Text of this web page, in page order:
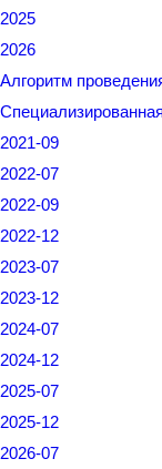
2025
2026
Алгоритм
Специализированная
2021-09
2022-07
2022-09
2022-12
2023-07
2023-12
2024-07
2024-12
2025-07
2025-12
2026-07